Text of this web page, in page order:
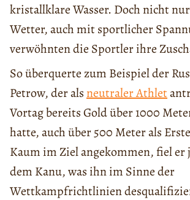
kristallklare Wasser. Doch nicht
Wetter, auch mit sportlicher
verwöhnten die Sportler ihre
So überquerte zum Beispiel der
Petrow, der alsneutraler Athlet
Vortag bereits Gold über 1000
hatte, auch über 500 Meter als
Kaum im Ziel angekommen, fiel er
dem Kanu, was ihn im Sinne der
Wettkampfrichtlinien